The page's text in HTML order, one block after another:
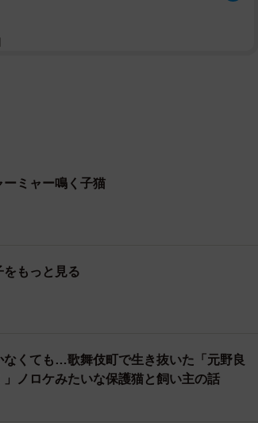
ーミャー鳴く子猫
をもっと見る
なくても…歌舞伎町で生き抜いた「元野良
ノロケみたいな保護猫と飼い主の話